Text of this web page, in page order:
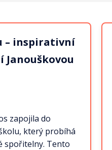
– inspirativní
Janouškovou
zapojila do
který probíhá
spořitelny. Tento